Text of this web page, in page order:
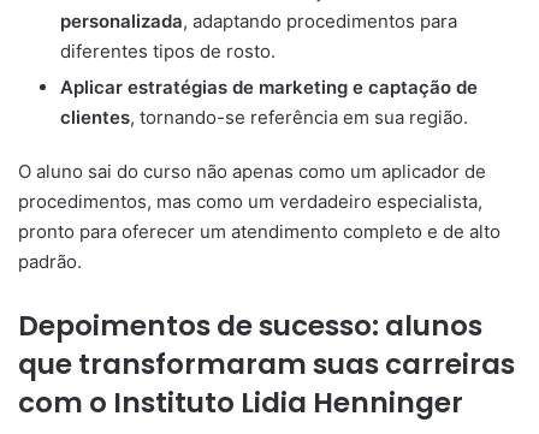
personalizada, adaptando procedimentos para
diferentes tipos de rosto.
Aplicar estratégias de marketing e captação de
clientes, tornando-se referência em sua região.
O aluno sai do curso não apenas como um aplicador de
procedimentos, mas como um verdadeiro especialista,
pronto para oferecer um atendimento completo e de alto
padrão.
Depoimentos de sucesso: alunos
que transformaram suas carreiras
com o Instituto Lidia Henninger